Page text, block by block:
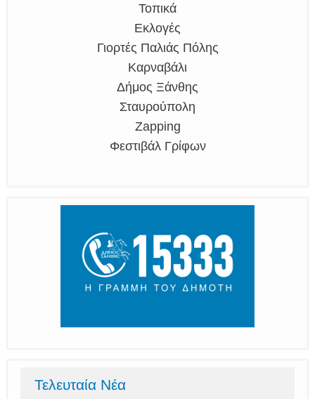
Τοπικά
Εκλογές
Γιορτές Παλιάς Πόλης
Καρναβάλι
Δήμος Ξάνθης
Σταυρούπολη
Zapping
Φεστιβάλ Γρίφων
Τελευταία Νέα